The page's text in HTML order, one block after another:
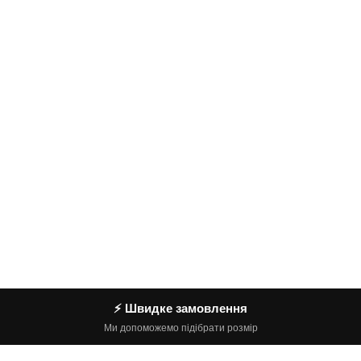
⚡ Швидке замовлення
Ми допоможемо підібрати розмір